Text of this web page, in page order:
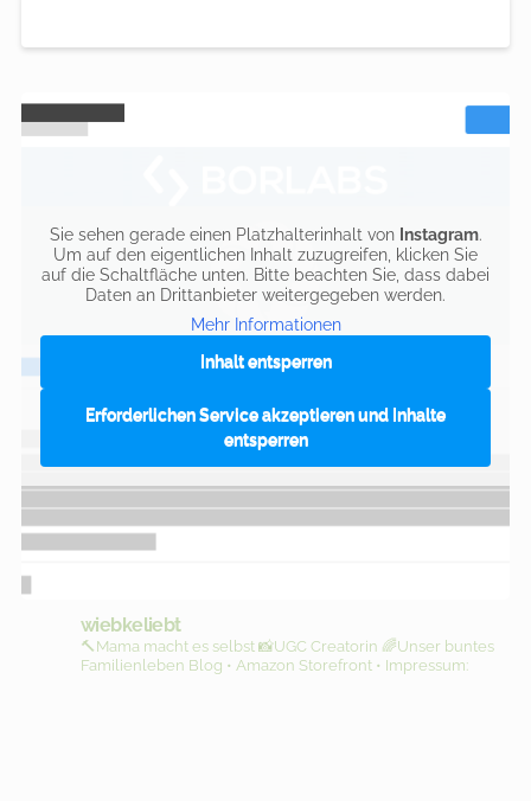
Sie sehen gerade einen Platzhalterinhalt von Instagram.
Um auf den eigentlichen Inhalt zuzugreifen, klicken Sie
auf die Schaltfläche unten. Bitte beachten Sie, dass dabei
Daten an Drittanbieter weitergegeben werden.
Mehr Informationen
Inhalt entsperren
Erforderlichen Service akzeptieren und Inhalte
entsperren
wiebkeliebt
🔨Mama macht es selbst📸UGC Creatorin 🌈Unser buntes
Familienleben Blog • Amazon Storefront • Impressum: